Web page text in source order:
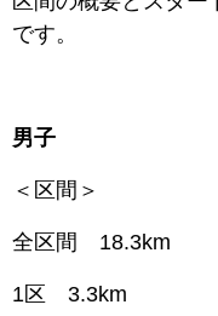
です。
男子
＜区間＞
全区間 18.3km
1区 3.3km